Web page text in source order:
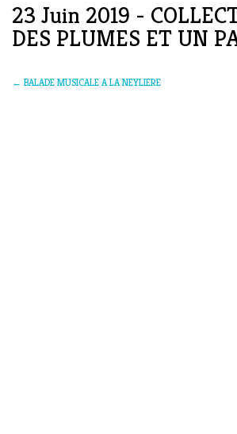
23 Juin 2019 -
DES PLUMES ET UN
← BALADE MUSICALE A LA NEYLIERE